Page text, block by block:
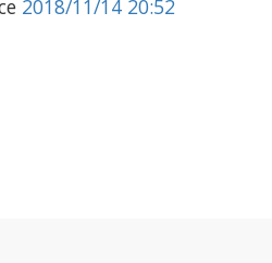
2018/11/14 20:52